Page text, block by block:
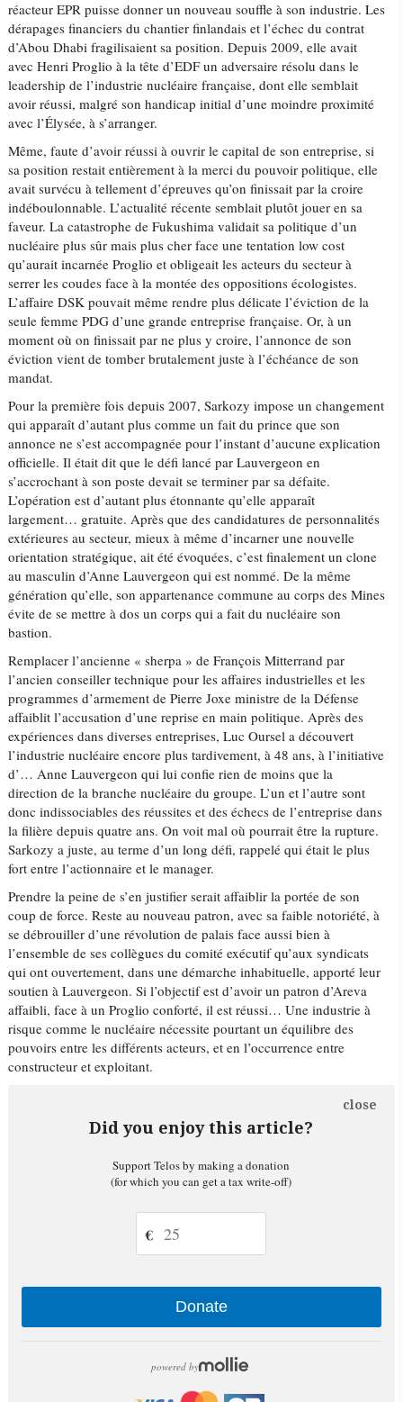
réacteur EPR puisse donner un nouveau souffle à son industrie. Les
dérapages financiers du chantier finlandais et l’échec du contrat
d’Abou Dhabi fragilisaient sa position. Depuis 2009, elle avait
avec Henri Proglio à la tête d’EDF un adversaire résolu dans le
leadership de l’industrie nucléaire française, dont elle semblait
avoir réussi, malgré son handicap initial d’une moindre proximité
avec l’Élysée, à s’arranger.
Même, faute d’avoir réussi à ouvrir le capital de son entreprise, si
sa position restait entièrement à la merci du pouvoir politique, elle
avait survécu à tellement d’épreuves qu’on finissait par la croire
indéboulonnable. L’actualité récente semblait plutôt jouer en sa
faveur. La catastrophe de Fukushima validait sa politique d’un
nucléaire plus sûr mais plus cher face une tentation low cost
qu’aurait incarnée Proglio et obligeait les acteurs du secteur à
serrer les coudes face à la montée des oppositions écologistes.
L’affaire DSK pouvait même rendre plus délicate l’éviction de la
seule femme PDG d’une grande entreprise française. Or, à un
moment où on finissait par ne plus y croire, l’annonce de son
éviction vient de tomber brutalement juste à l’échéance de son
mandat.
Pour la première fois depuis 2007, Sarkozy impose un changement
qui apparaît d’autant plus comme un fait du prince que son
annonce ne s’est accompagnée pour l’instant d’aucune explication
officielle. Il était dit que le défi lancé par Lauvergeon en
s’accrochant à son poste devait se terminer par sa défaite.
L’opération est d’autant plus étonnante qu’elle apparaît
largement… gratuite. Après que des candidatures de personnalités
extérieures au secteur, mieux à même d’incarner une nouvelle
orientation stratégique, ait été évoquées, c’est finalement un clone
au masculin d’Anne Lauvergeon qui est nommé. De la même
génération qu’elle, son appartenance commune au corps des Mines
évite de se mettre à dos un corps qui a fait du nucléaire son
bastion.
Remplacer l’ancienne « sherpa » de François Mitterrand par
l’ancien conseiller technique pour les affaires industrielles et les
programmes d’armement de Pierre Joxe ministre de la Défense
affaiblit l’accusation d’une reprise en main politique. Après des
expériences dans diverses entreprises, Luc Oursel a découvert
l’industrie nucléaire encore plus tardivement, à 48 ans, à l’initiative
d’… Anne Lauvergeon qui lui confie rien de moins que la
direction de la branche nucléaire du groupe. L’un et l’autre sont
donc indissociables des réussites et des échecs de l’entreprise dans
la filière depuis quatre ans. On voit mal où pourrait être la rupture.
Sarkozy a juste, au terme d’un long défi, rappelé qui était le plus
fort entre l’actionnaire et le manager.
Prendre la peine de s’en justifier serait affaiblir la portée de son
coup de force. Reste au nouveau patron, avec sa faible notoriété, à
se débrouiller d’une révolution de palais face aussi bien à
l’ensemble de ses collègues du comité exécutif qu’aux syndicats
qui ont ouvertement, dans une démarche inhabituelle, apporté leur
soutien à Lauvergeon. Si l’objectif est d’avoir un patron d’Areva
affaibli, face à un Proglio conforté, il est réussi… Une industrie à
risque comme le nucléaire nécessite pourtant un équilibre des
pouvoirs entre les différents acteurs, et en l’occurrence entre
constructeur et exploitant.
Did you enjoy this article?
close
Support Telos by making a donation
(for which you can get a tax write-off)
€
Donate
powered by